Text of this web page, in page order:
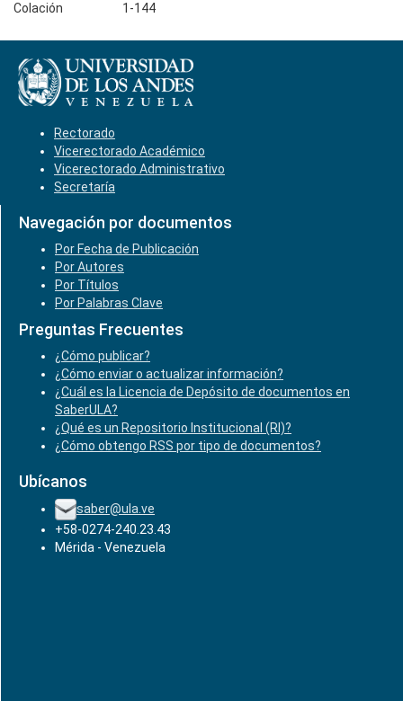
Colación
1-144
Rectorado
Vicerectorado Académico
Vicerectorado Administrativo
Secretaría
Navegación por documentos
Por Fecha de Publicación
Por Autores
Por Títulos
Por Palabras Clave
Preguntas Frecuentes
¿Cómo publicar?
¿Cómo enviar o actualizar información?
¿Cuál es la Licencia de Depósito de documentos en
SaberULA?
¿Qué es un Repositorio Institucional (RI)?
¿Cómo obtengo RSS por tipo de documentos?
Ubícanos
saber@ula.ve
+58-0274-240.23.43
Mérida - Venezuela